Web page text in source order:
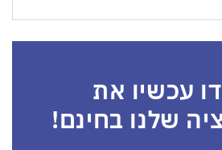
עכשיו את
שלנו בחינם!